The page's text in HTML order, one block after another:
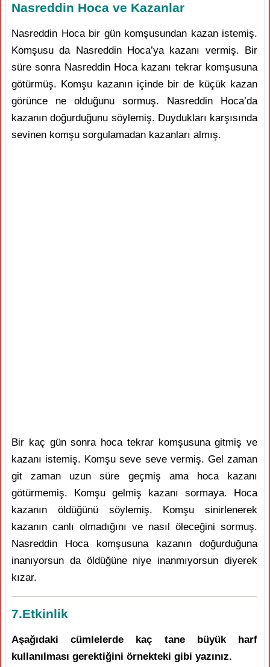
Nasreddin Hoca ve Kazanlar
Nasreddin Hoca bir gün komşusundan kazan istemiş.
Komşusu da Nasreddin Hoca’ya kazanı vermiş. Bir
süre sonra Nasreddin Hoca kazanı tekrar komşusuna
götürmüş. Komşu kazanın içinde bir de küçük kazan
görünce ne olduğunu sormuş. Nasreddin Hoca’da
kazanın doğurduğunu söylemiş. Duydukları karşısında
sevinen komşu sorgulamadan kazanları almış.
Bir kaç gün sonra hoca tekrar komşusuna gitmiş ve
kazanı istemiş. Komşu seve seve vermiş. Gel zaman
git zaman uzun süre geçmiş ama hoca kazanı
götürmemiş. Komşu gelmiş kazanı sormaya. Hoca
kazanın öldüğünü söylemiş. Komşu sinirlenerek
kazanın canlı olmadığını ve nasıl öleceğini sormuş.
Nasreddin Hoca komşusuna kazanın doğurduğuna
inanıyorsun da öldüğüne niye inanmıyorsun diyerek
kızar.
7.Etkinlik
Aşağıdaki cümlelerde kaç tane büyük harf
kullanılması gerektiğini örnekteki gibi yazınız.